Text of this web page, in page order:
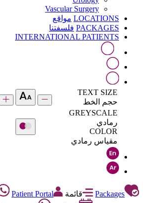
Vascular Surgery
LOCATIONS مواقع
PACKAGES فلسفتنا
INTERNATIONAL PATIENTS
TEXT SIZE
حجم الخط
GREYSCALE
رمادي
COLOR
مقياس رمادي
Packages قائمة Patient Portal